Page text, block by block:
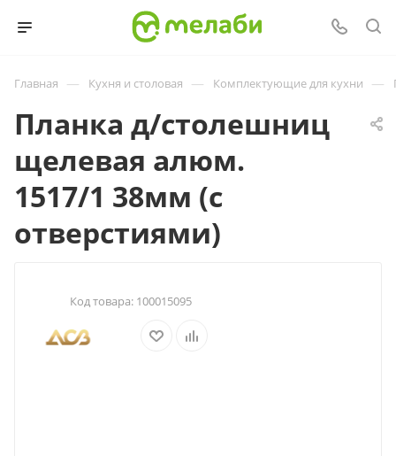
Главная — Кухня и столовая — Комплектующие для кухни —
Планка д/столешниц
щелевая алюм.
1517/1 38мм (с
отверстиями)
Код товара: 100015095